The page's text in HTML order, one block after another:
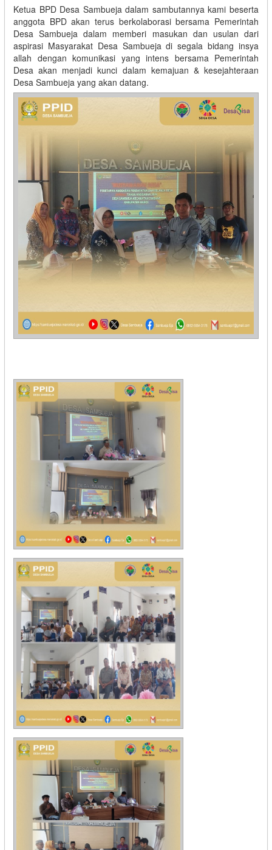
Ketua BPD Desa Sambueja dalam sambutannya kami beserta
anggota BPD akan terus berkolaborasi bersama Pemerintah
Desa Sambueja dalam memberi masukan dan usulan dari
aspirasi Masyarakat Desa Sambueja di segala bidang insya
allah dengan komunikasi yang intens bersama Pemerintah
Desa akan menjadi kunci dalam kemajuan & kesejahteraan
Desa Sambueja yang akan datang.